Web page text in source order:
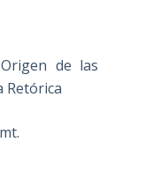
de las
Retórica